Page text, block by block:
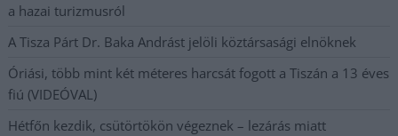
a hazai turizmusról
A Tisza Párt Dr. Baka Andrást jelöli köztársasági elnöknek
Óriási, több mint két méteres harcsát fogott a Tiszán a 13 éves
fiú (VIDEÓVAL)
Hétfőn kezdik, csütörtökön végeznek – lezárás miatt